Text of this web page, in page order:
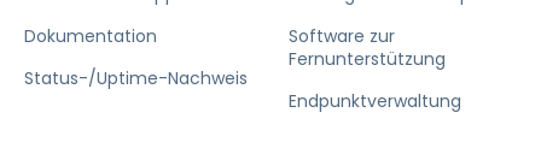
Dokumentation
Status-/Uptime-Nachweis
Software zur
Fernunterstützung
Endpunktverwaltung